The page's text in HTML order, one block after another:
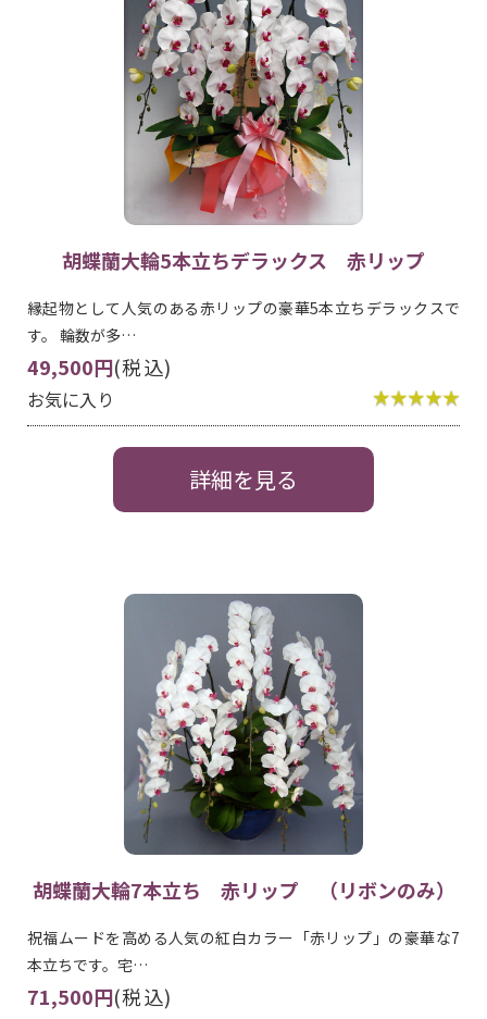
胡蝶蘭大輪5本立ちデラックス 赤リップ
縁起物として人気のある赤リップの豪華5本立ちデラックスで
す。 輪数が多…
49,500円(税込)
お気に入り
詳細を見る
胡蝶蘭大輪7本立ち 赤リップ （リボンのみ）
祝福ムードを高める人気の紅白カラー「赤リップ」の豪華な7
本立ちです。宅…
71,500円(税込)